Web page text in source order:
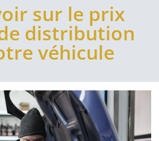
sur le prix
distribution
véhicule